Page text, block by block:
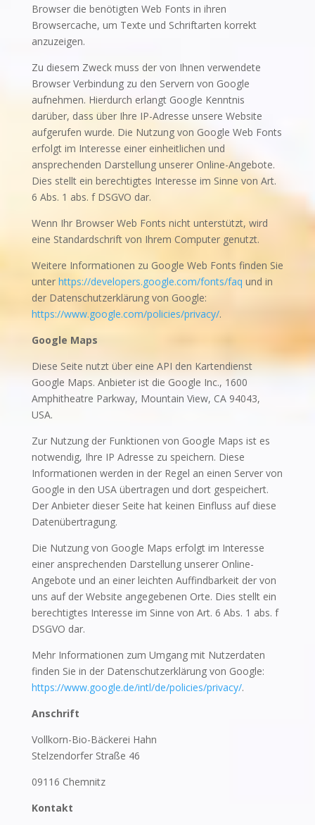
Browser die benötigten Web Fonts in ihren
Browsercache, um Texte und Schriftarten korrekt
anzuzeigen.
Zu diesem Zweck muss der von Ihnen verwendete
Browser Verbindung zu den Servern von Google
aufnehmen. Hierdurch erlangt Google Kenntnis
darüber, dass über Ihre IP-Adresse unsere Website
aufgerufen wurde. Die Nutzung von Google Web Fonts
erfolgt im Interesse einer einheitlichen und
ansprechenden Darstellung unserer Online-Angebote.
Dies stellt ein berechtigtes Interesse im Sinne von Art.
6 Abs. 1 abs. f DSGVO dar.
Wenn Ihr Browser Web Fonts nicht unterstützt, wird
eine Standardschrift von Ihrem Computer genutzt.
Weitere Informationen zu Google Web Fonts finden Sie
unter https://developers.google.com/fonts/faq und in
der Datenschutzerklärung von Google:
https://www.google.com/policies/privacy/.
Google Maps
Diese Seite nutzt über eine API den Kartendienst
Google Maps. Anbieter ist die Google Inc., 1600
Amphitheatre Parkway, Mountain View, CA 94043,
USA.
Zur Nutzung der Funktionen von Google Maps ist es
notwendig, Ihre IP Adresse zu speichern. Diese
Informationen werden in der Regel an einen Server von
Google in den USA übertragen und dort gespeichert.
Der Anbieter dieser Seite hat keinen Einfluss auf diese
Datenübertragung.
Die Nutzung von Google Maps erfolgt im Interesse
einer ansprechenden Darstellung unserer Online-
Angebote und an einer leichten Auffindbarkeit der von
uns auf der Website angegebenen Orte. Dies stellt ein
berechtigtes Interesse im Sinne von Art. 6 Abs. 1 abs. f
DSGVO dar.
Mehr Informationen zum Umgang mit Nutzerdaten
finden Sie in der Datenschutzerklärung von Google:
https://www.google.de/intl/de/policies/privacy/.
Anschrift
Vollkorn-Bio-Bäckerei Hahn
Stelzendorfer Straße 46
09116 Chemnitz
Kontakt